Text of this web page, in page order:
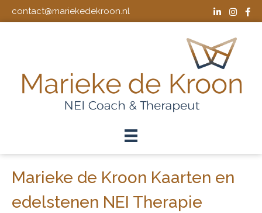
contact@mariekedekroon.nl
Marieke de Kroon Kaarten en
edelstenen NEI Therapie